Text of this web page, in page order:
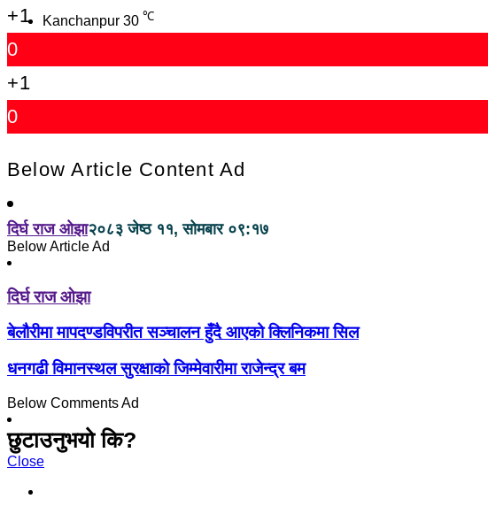
Kanchanpur 30 ℃
+1
0
+1
0
Below Article Content Ad
दिर्घ राज ओझा२०८३ जेष्ठ ११, सोमबार ०९:१७
Below Article Ad
दिर्घ राज ओझा
बेलौरीमा मापदण्डविपरीत सञ्चालन हुँदै आएको क्लिनिकमा सिल
धनगढी विमानस्थल सुरक्षाको जिम्मेवारीमा राजेन्द्र बम
Below Comments Ad
छुटाउनुभयो कि?
Close